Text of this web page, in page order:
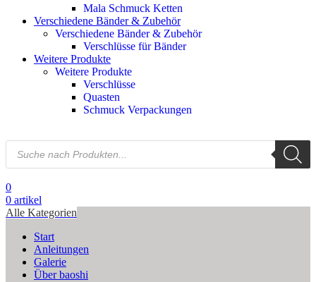
Mala Schmuck Ketten
Verschiedene Bänder & Zubehör
Verschiedene Bänder & Zubehör
Verschlüsse für Bänder
Weitere Produkte
Weitere Produkte
Verschlüsse
Quasten
Schmuck Verpackungen
Products
search
0
0 artikel
Alle Kategorien
Start
Anleitungen
Galerie
Über baoshi